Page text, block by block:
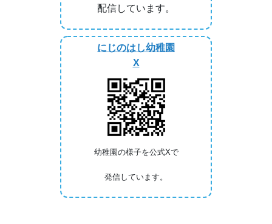
配信しています。
にじのはし幼稚園
X
幼稚園の様子を公式Xで
発信しています。